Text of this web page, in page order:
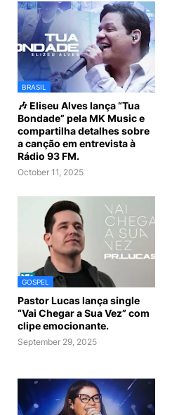
BRASIL
🎶 Eliseu Alves lança “Tua
Bondade” pela MK Music e
compartilha detalhes sobre
a canção em entrevista à
Rádio 93 FM.
October 11, 2025
GOSPEL
Pastor Lucas lança single
“Vai Chegar a Sua Vez” com
clipe emocionante.
September 29, 2025